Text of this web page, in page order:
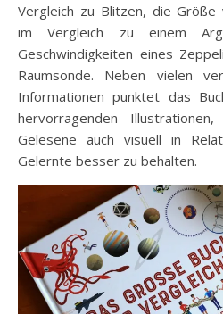
Vergleich zu Blitzen, die Größe
im Vergleich zu einem
Geschwindigkeiten eines
Raumsonde. Neben vielen
Informationen punktet das
hervorragenden
Gelesene auch visuell in
Gelernte besser zu behalten.